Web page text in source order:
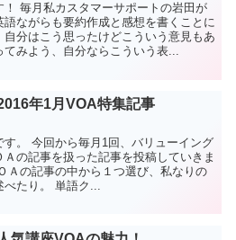
毎月私カスタマーサポートの岩田が
ながらも要約作成と感想を書くことに
分はこう思ったけどこういう意見もあ
みよう、自分ならこういう表...
年1月VOA特集記事
。 今回から毎月1回、バリューイング
の記事を扱った記事を投稿していきま
Ａの記事の中から１つ選び、私なりの
たり。 単語ク...